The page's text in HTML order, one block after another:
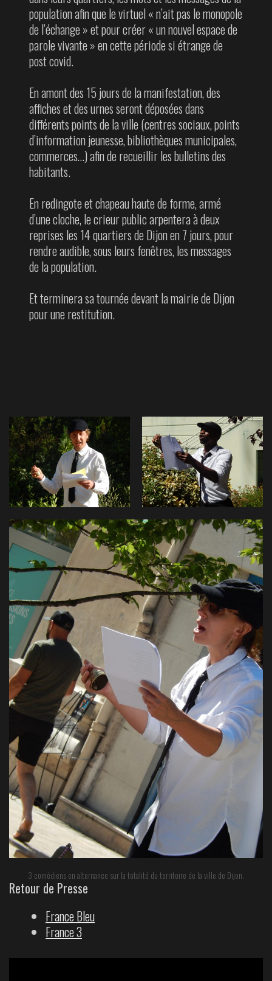
population afin que le virtuel « n’ait pas le monopole
de l’échange » et pour créer « un nouvel espace de
parole vivante » en cette période si étrange de
post covid.
En amont des 15 jours de la manifestation, des
affiches et des urnes seront déposées dans
différents points de la ville (centres sociaux, points
d’information jeunesse, bibliothèques municipales,
commerces…) afin de recueillir les bulletins des
habitants.
En redingote et chapeau haute de forme, armé
d’une cloche, le crieur public arpentera à deux
reprises les 14 quartiers de Dijon en 7 jours, pour
rendre audible, sous leurs fenêtres, les messages
de la population.
Et terminera sa tournée devant la mairie de Dijon
pour une restitution.
3 comédiens en alternance sur la totalité du territoire de la ville de Dijon.
Retour de Presse
France Bleu
France 3